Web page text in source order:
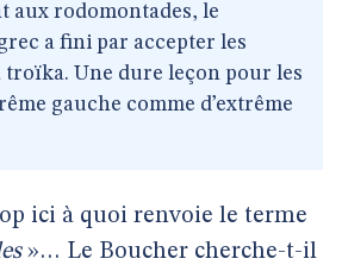
aux rodomontades, le
a fini par accepter les
troïka. Une dure leçon pour les
gauche comme d’extrême
ici à quoi renvoie le terme
»… Le Boucher cherche-t-il